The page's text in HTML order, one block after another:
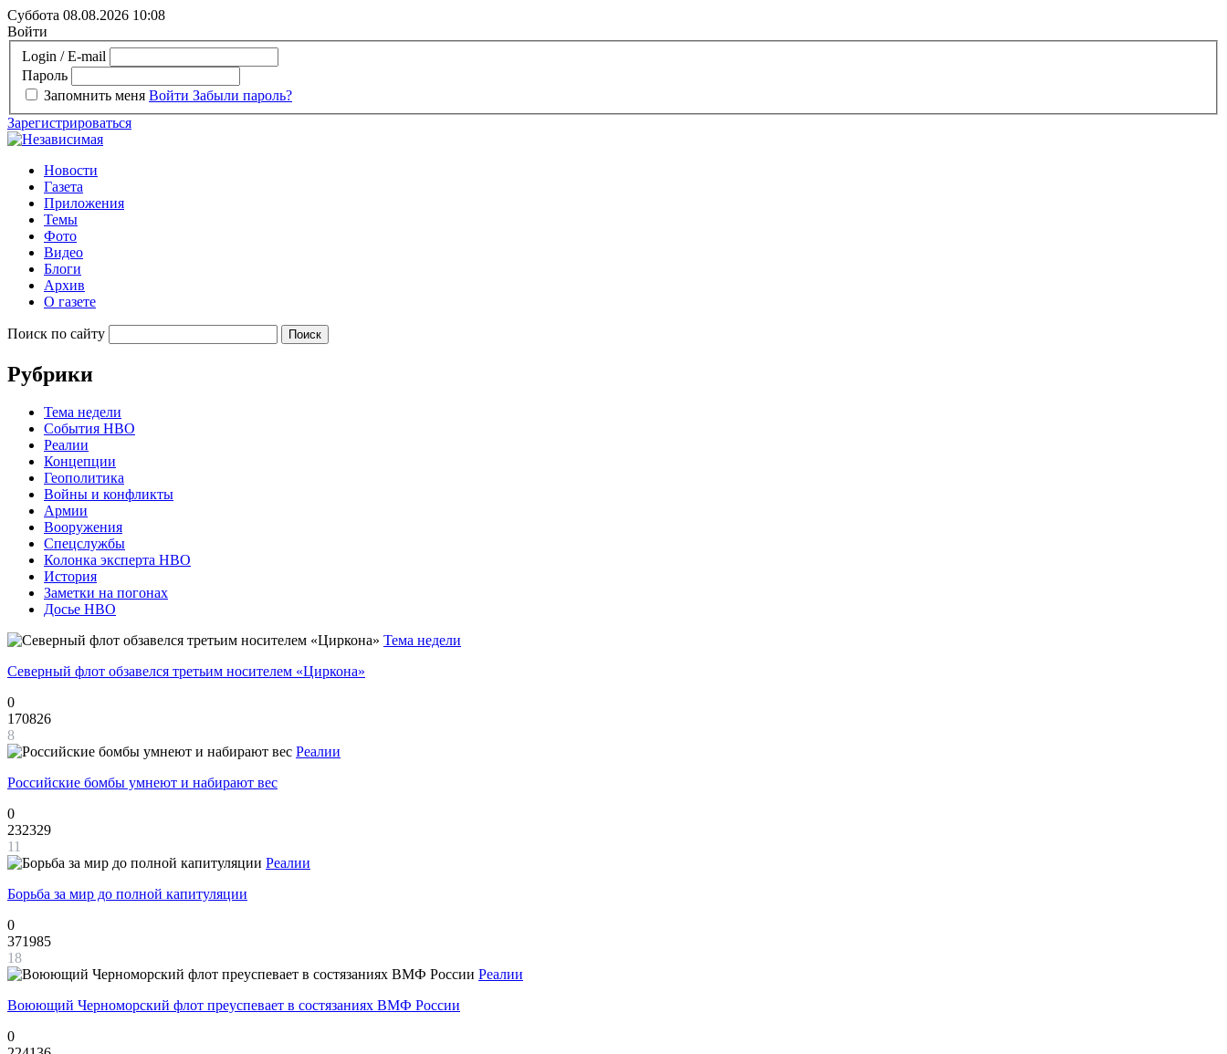
Суббота 08.08.2026 10:08
Войти
Login / E-mail
Пароль
Запомнить меня Войти Забыли пароль?
Зарегистрироваться
Новости
Газета
Приложения
Темы
Фото
Видео
Блоги
Архив
О газете
Поиск по сайту
Рубрики
Тема недели
События НВО
Реалии
Концепции
Геополитика
Войны и конфликты
Армии
Вооружения
Спецслужбы
Колонка эксперта НВО
История
Заметки на погонах
Досье НВО
Тема недели
Северный флот обзавелся третьим носителем «Циркона»
0
170826
8
Реалии
Российские бомбы умнеют и набирают вес
0
232329
11
Реалии
Борьба за мир до полной капитуляции
0
371985
18
Реалии
Воюющий Черноморский флот преуспевает в состязаниях ВМФ России
0